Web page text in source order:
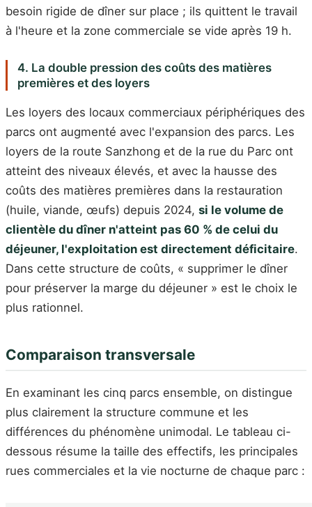
besoin rigide de dîner sur place ; ils quittent le travail
à l'heure et la zone commerciale se vide après 19 h.
4. La double pression des coûts des matières
premières et des loyers
Les loyers des locaux commerciaux périphériques des
parcs ont augmenté avec l'expansion des parcs. Les
loyers de la route Sanzhong et de la rue du Parc ont
atteint des niveaux élevés, et avec la hausse des
coûts des matières premières dans la restauration
(huile, viande, œufs) depuis 2024, si le volume de
clientèle du dîner n'atteint pas 60 % de celui du
déjeuner, l'exploitation est directement déficitaire.
Dans cette structure de coûts, « supprimer le dîner
pour préserver la marge du déjeuner » est le choix le
plus rationnel.
Comparaison transversale
En examinant les cinq parcs ensemble, on distingue
plus clairement la structure commune et les
différences du phénomène unimodal. Le tableau ci-
dessous résume la taille des effectifs, les principales
rues commerciales et la vie nocturne de chaque parc :